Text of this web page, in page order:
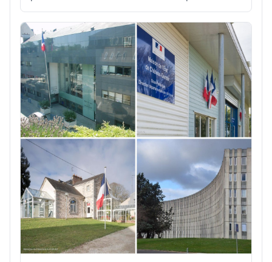
développera sur le Pays de Sault et la Haute Vallée
de l'Aude. Localement, des cumuls entre 20 et 30
mm sont attendu...